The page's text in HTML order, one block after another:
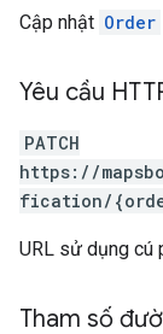
Cập nhật Order
Yêu cầu
PATCH
https://
fication/
URL sử dụng cú
Tham số